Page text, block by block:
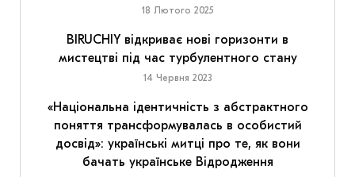
18 Лютого 2025
BIRUCHIY відкриває нові горизонти в
мистецтві під час турбулентного стану
14 Червня 2023
«Національна ідентичність з абстрактного
поняття трансформувалась в особистий
досвід»: українські митці про те, як вони
бачать українське Відродження